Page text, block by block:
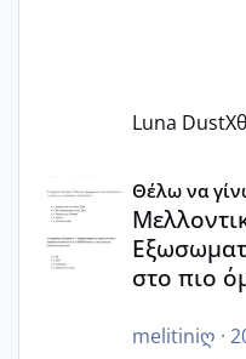
Luna Dust
Μελλοντικές
Θέλω να
στο πιο
melitiniღ ·